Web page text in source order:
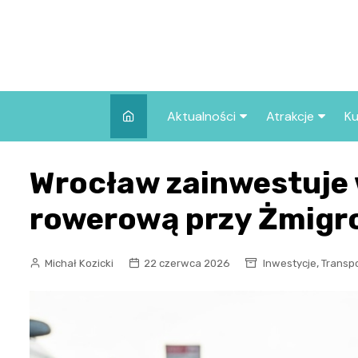
Aktualności
Wszystkie wpisy
Atrakcje
we Wrocławiu
Co warto
Wrocławiu?
Wrocław
rowerową przy
Michał Kozicki 22 czerwca 2026 Inwestycje,